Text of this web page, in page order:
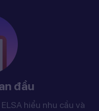
đầu
hiểu nhu cầu và